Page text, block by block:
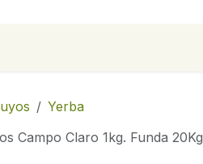
Yerba
Campo Claro 1kg. Funda 20Kg